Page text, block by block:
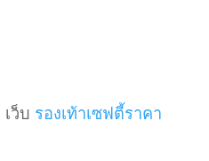
ว็บ รองเท้าเซฟตี้ราคา